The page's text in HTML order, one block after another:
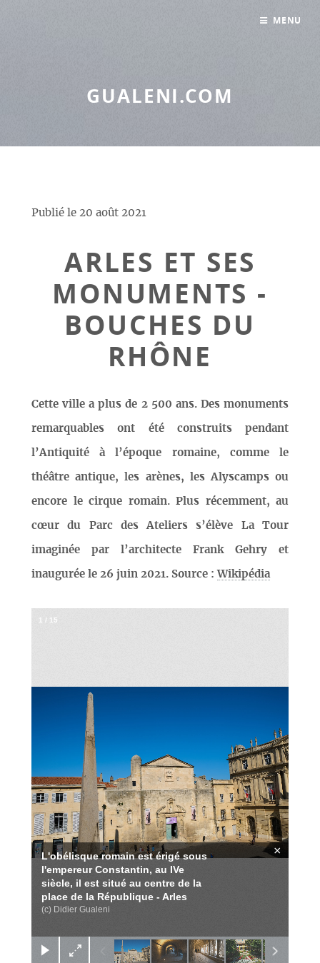
GUALENI.COM
Publié le 20 août 2021
ARLES ET SES
MONUMENTS -
BOUCHES DU
RHÔNE
Cette ville a plus de 2 500 ans. Des monuments
remarquables ont été construits pendant
l’Antiquité à l’époque romaine, comme le
théâtre antique, les arènes, les Alyscamps ou
encore le cirque romain. Plus récemment, au
cœur du Parc des Ateliers s’élève La Tour
imaginée par l’architecte Frank Gehry et
inaugurée le 26 juin 2021. Source : Wikipédia
L'obélisque romain est érigé sous
l'empereur Constantin, au IVe
siècle, il est situé au centre de la
place de la République - Arles
(c) Didier Gualeni
×
1 / 15
MENU